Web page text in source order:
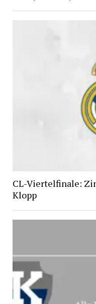
CL-Viertelfinale:
Klopp